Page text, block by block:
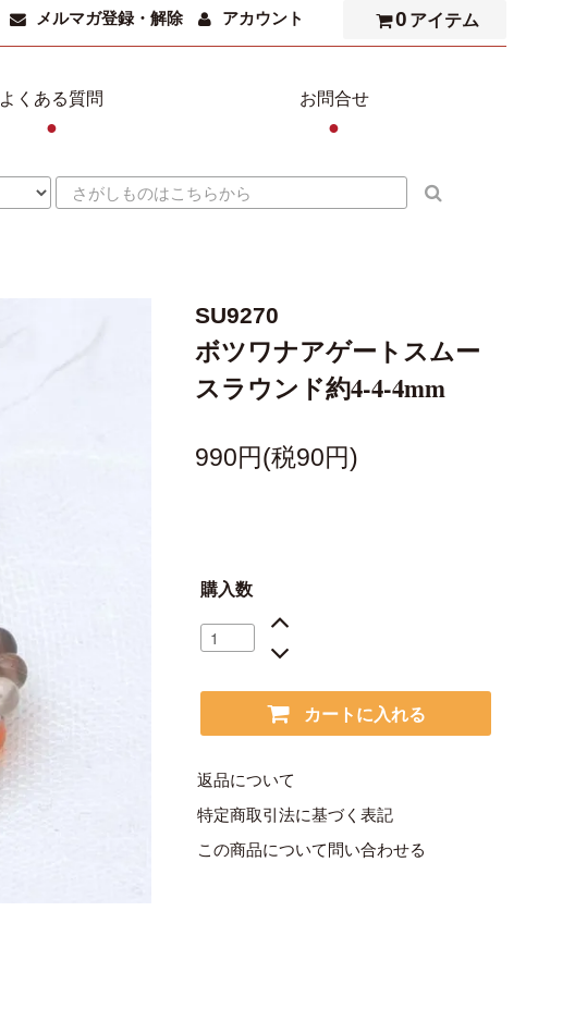
メルマガ登録・解除 アカウント 0 アイテム
よくある質問
●
お問合せ
●
SU9270
ボツワナアゲートスムー
スラウンド約4-4-4mm
990円(税90円)
購入数
カートに入れる
返品について
特定商取引法に基づく表記
この商品について問い合わせる